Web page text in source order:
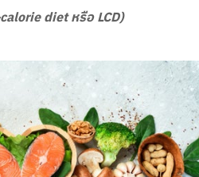
diet หรือ LCD)